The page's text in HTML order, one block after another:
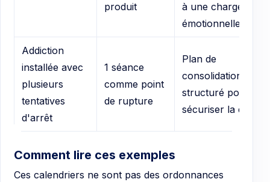
produit
à une charge
émotionnelle
Addiction
installée avec
plusieurs
tentatives
d'arrêt
1 séance
comme point
de rupture
Plan de
consolidation plus
structuré pour
sécuriser la durée
Comment lire ces exemples
Ces calendriers ne sont pas des ordonnances